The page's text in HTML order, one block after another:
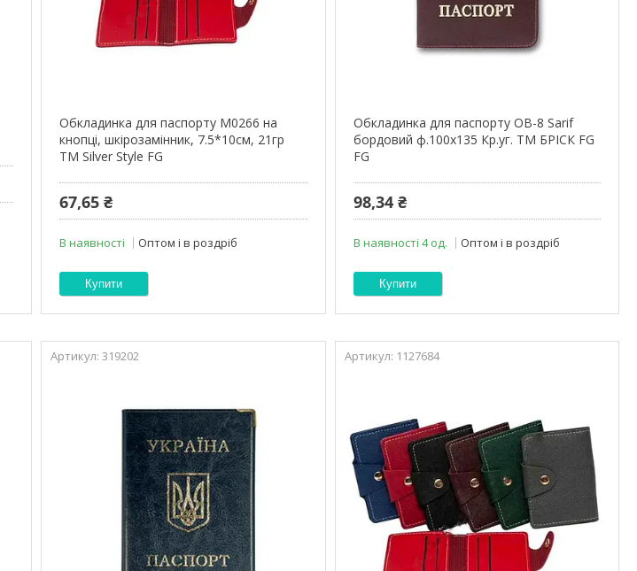
Обкладинка для паспорту М0266 на
кнопці, шкірозамінник, 7.5*10см, 21гр
ТМ Silver Style FG
67,65 ₴
В наявності Оптом і в роздріб
Купити
Обкладинка для паспорту ОВ-8 Sarif
бордовий ф.100х135 Кр.уг. ТМ БРІСК FG
FG
98,34 ₴
В наявності 4 од. Оптом і в роздріб
Купити
319202 1127684